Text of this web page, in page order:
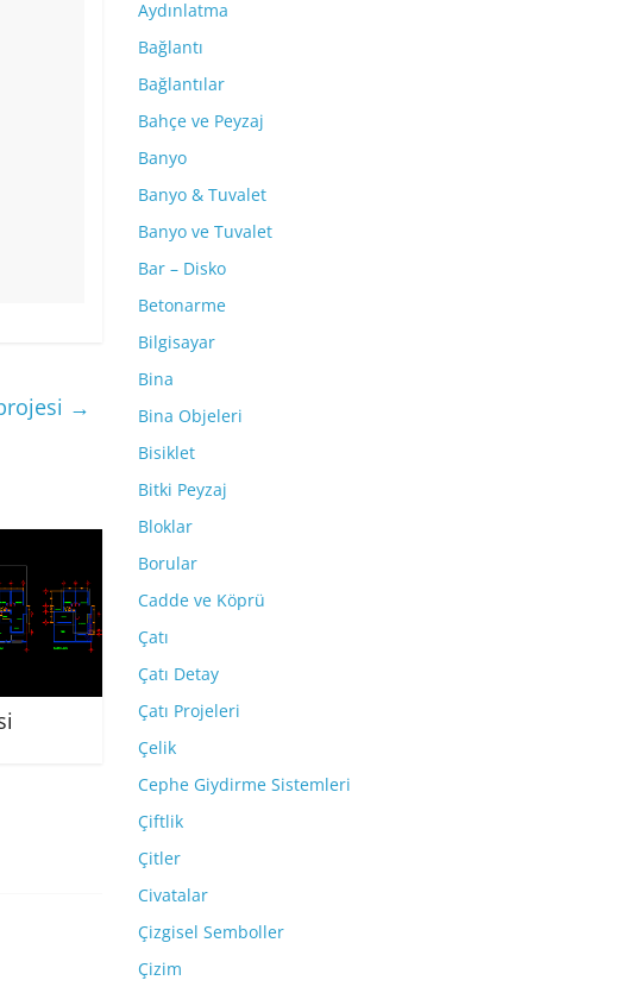
→
Aydınlatma
Bağlantı
Bağlantılar
Bahçe ve Peyzaj
Banyo
Banyo & Tuvalet
Banyo ve Tuvalet
Bar – Disko
Betonarme
Bilgisayar
Bina
Bina Objeleri
Bisiklet
Bitki Peyzaj
Bloklar
Borular
Cadde ve Köprü
Çatı
Çatı Detay
Çatı Projeleri
Çelik
Cephe Giydirme Sistemleri
Çiftlik
Çitler
Civatalar
Çizgisel Semboller
Çizim